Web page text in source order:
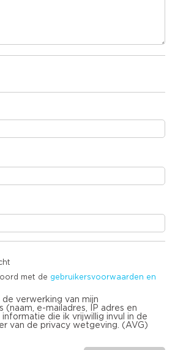
met de gebruikersvoorwaarden en
de verwerking van mijn
(naam, e-mailadres, IP adres en
die ik vrijwillig invul in de
van de privacy wetgeving. (AVG)